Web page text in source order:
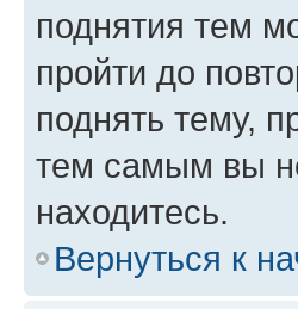
поднятия тем
пройти до
поднять тему,
тем самым вы
находитесь.
Вернуться к